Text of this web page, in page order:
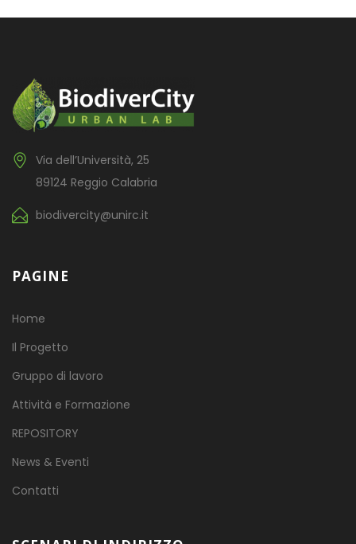
Via dell’Università, 25
89124 Reggio Calabria
biodivercity@unirc.it
PAGINE
Home
Il Progetto
Gruppo di lavoro
Attività e Formazione
REPOSITORY
News & Eventi
Contatti